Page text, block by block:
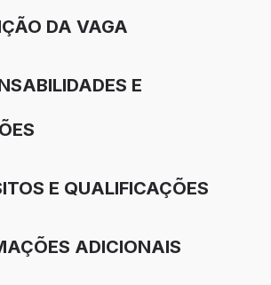
DA VAGA
E
E QUALIFICAÇÕES
ADICIONAIS